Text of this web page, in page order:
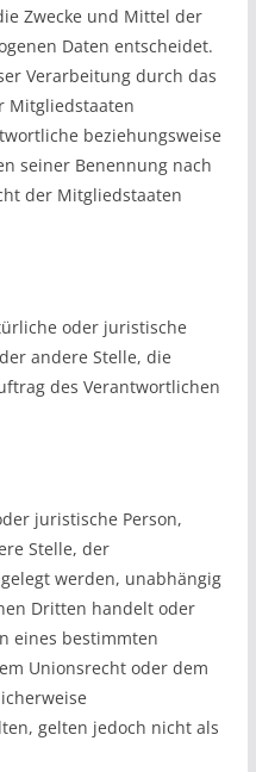
Zwecke und Mittel der
Daten entscheidet.
Verarbeitung durch das
Mitgliedstaaten
beziehungsweise
seiner Benennung nach
der Mitgliedstaaten
oder juristische
andere Stelle, die
des Verantwortlichen
juristische Person,
Stelle, der
werden, unabhängig
Dritten handelt oder
eines bestimmten
Unionsrecht oder dem
gelten jedoch nicht als